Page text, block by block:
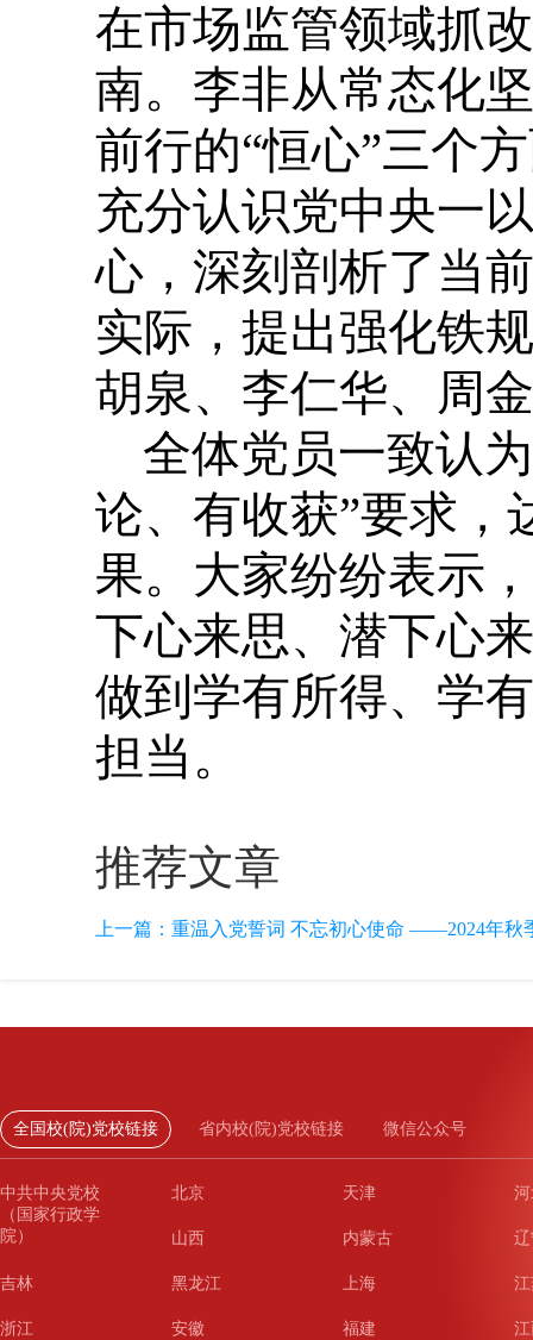
在市场监管领域抓
南。李非从常态化
前行的“恒心”三个
充分认识党中央一
心，深刻剖析了当
实际，提出强化铁
胡泉、李仁华、周
全体党员一致认
论、有收获”要求，
果。大家纷纷表示
下心来思、潜下心
做到学有所得、学
担当。
推荐文章
上一篇： 重温入党誓词 不忘初心使命 ——2024年秋
全国校(院)党校链接 省内校(院)党校链接 微信公众号
中共中央党校
（国家行政学
院）
北京 天津
山西 内蒙古
吉林 黑龙江 上海
浙江 安徽 福建